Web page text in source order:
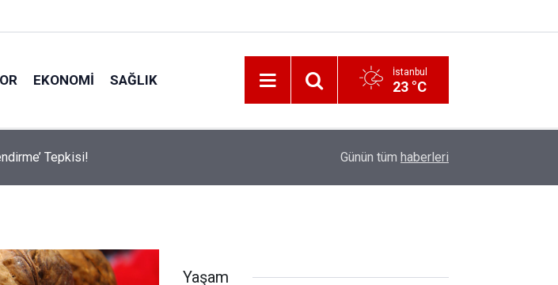
EKONOMI SAĞLIK İstanbul
23 °C
Almayın! İzmir 112’de Kan Donduran İddialar!
Günün tüm haberleri
Yaşam